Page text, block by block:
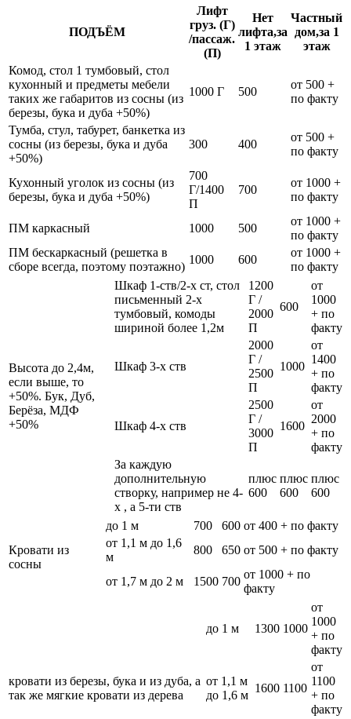
ПОДЪЁМ
Лифт
груз. (Г)
/пассаж.
(П)
Нет
лифта,за
1 этаж
Частный
дом,за 1
этаж
Комод, стол 1 тумбовый, стол
кухонный и предметы мебели
таких же габаритов из сосны (из
березы, бука и дуба +50%)
1000 Г 500
от 500 +
по факту
Тумба, стул, табурет, банкетка из
сосны (из березы, бука и дуба
+50%)
300 400
от 500 +
по факту
Кухонный уголок из сосны (из
березы, бука и дуба +50%)
700
Г/1400
П
700
от 1000 +
по факту
ПМ каркасный 1000 500
от 1000 +
по факту
ПМ бескаркасный (решетка в
сборе всегда, поэтому поэтажно)
1000 600
от 1000 +
по факту
Высота до 2,4м,
если выше, то
+50%. Бук, Дуб,
Берёза, МДФ
+50%
Шкаф 1-ств/2-х ст, стол
письменный 2-х
тумбовый, комоды
шириной более 1,2м
1200
Г /
2000
П
600
от
1000
+ по
факту
Шкаф 3-х ств
2000
Г /
2500
П
1000
от
1400
+ по
факту
Шкаф 4-х ств
2500
Г /
3000
П
1600
от
2000
+ по
факту
За каждую
дополнительную
створку, например не 4-
х , а 5-ти ств
плюс
600
плюс
600
плюс
600
Кровати из
сосны
до 1 м 700 600 от 400 + по факту
от 1,1 м до 1,6
м
800 650 от 500 + по факту
от 1,7 м до 2 м 1500 700
от 1000 + по
факту
кровати из березы, бука и из дуба, а
так же мягкие кровати из дерева
до 1 м 1300 1000
от
1000
+ по
факту
от 1,1 м
до 1,6 м
1600 1100
от
1100
+ по
факту